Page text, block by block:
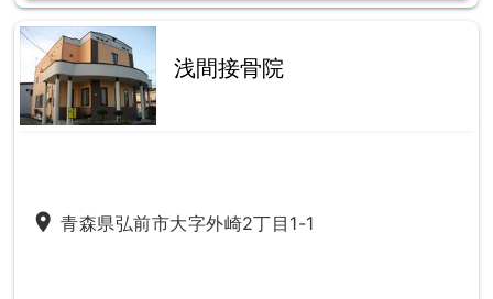
浅間接骨院
place 青森県弘前市大字外崎2丁目1-1